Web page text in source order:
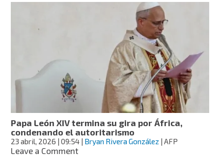
Acueducto
Querétaro:
fecha,
actividades
Papa León XIV termina su gira por África,
condenando el autoritarismo
23 abril, 2026 | 09:54 | Bryan Rivera González | AFP
Leave a Commenton